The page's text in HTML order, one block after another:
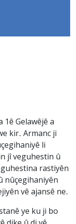
Gelawêjê a
kir. Armanc ji
li
jî veguhestin û
rastiyên
nûçegihaniyên
vê ajansê ne.
ye ku ji bo